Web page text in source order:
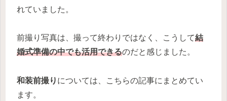
れていました。
前撮り写真は、撮って終わりではなく、こうして結
婚式準備の中でも活用できるのだと感じました。
和装前撮り については、こちらの記事にまとめてい
ます。